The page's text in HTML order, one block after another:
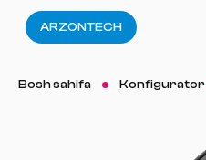
ARZONTECH
Bosh sahifa Konfigurator